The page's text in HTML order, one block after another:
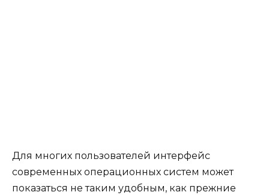
Для многих пользователей интерфейс
современных операционных систем может
показаться не таким удобным, как прежние